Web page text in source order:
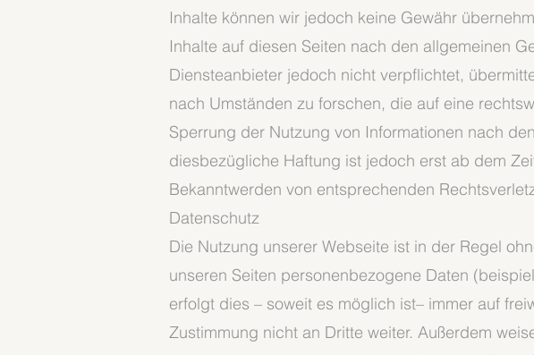
Inhalte können wir jedoch keine Gewähr
Inhalte auf diesen Seiten nach den allgemeinen
Diensteanbieter jedoch nicht verpflichtet,
nach Umständen zu forschen, die auf eine
Sperrung der Nutzung von Informationen nach
diesbezügliche Haftung ist jedoch erst ab dem
Bekanntwerden von entsprechenden
Datenschutz
Die Nutzung unserer Webseite ist in der Regel
unseren Seiten personenbezogene Daten
erfolgt dies – soweit es möglich ist– immer auf
Zustimmung nicht an Dritte weiter. Außerdem